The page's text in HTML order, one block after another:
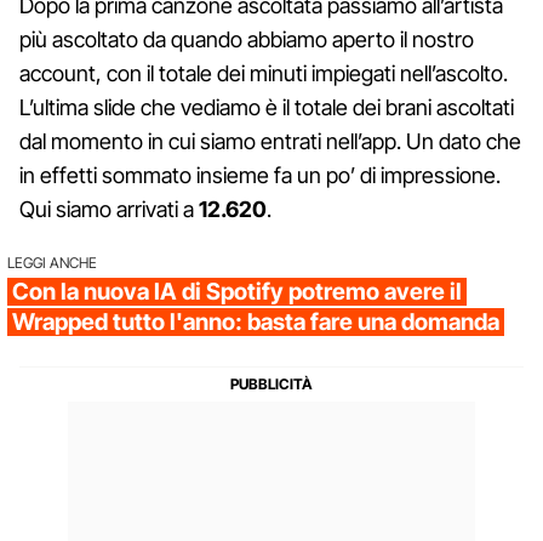
Dopo la prima canzone ascoltata passiamo all’artista
più ascoltato da quando abbiamo aperto il nostro
account, con il totale dei minuti impiegati nell’ascolto.
L’ultima slide che vediamo è il totale dei brani ascoltati
dal momento in cui siamo entrati nell’app. Un dato che
in effetti sommato insieme fa un po’ di impressione.
Qui siamo arrivati a12.620.
LEGGI ANCHE
Con la nuova IA di Spotify potremo avere il
Wrapped tutto l'anno: basta fare una domanda